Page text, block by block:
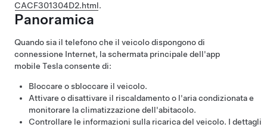
CACF301304D2.html.
Panoramica
Quando sia il telefono che il veicolo dispongono di
connessione Internet, la schermata principale dell'app
mobile Tesla consente di:
Bloccare o sbloccare il veicolo.
Attivare o disattivare il riscaldamento o l'aria condizionata e
monitorare la climatizzazione dell'abitacolo.
Controllare le informazioni sulla ricarica del veicolo. I dettagli